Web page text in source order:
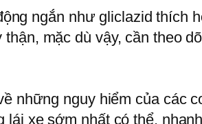
ngắn như gliclazid thích
mặc dù vậy, cần theo
những nguy hiểm của các
xe sớm nhất có thể,